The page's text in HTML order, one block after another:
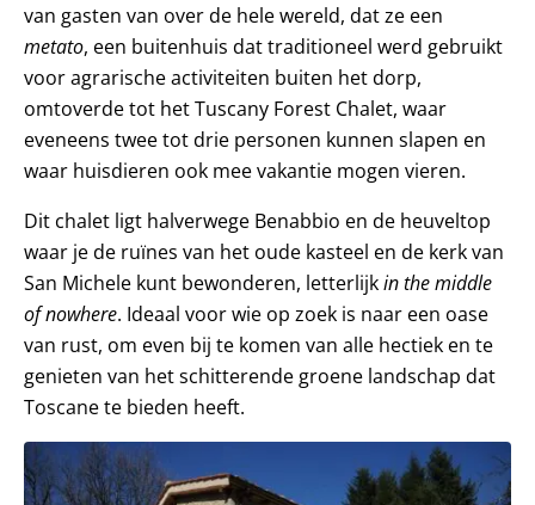
van gasten van over de hele wereld, dat ze een
metato, een buitenhuis dat traditioneel werd gebruikt
voor agrarische activiteiten buiten het dorp,
omtoverde tot het Tuscany Forest Chalet, waar
eveneens twee tot drie personen kunnen slapen en
waar huisdieren ook mee vakantie mogen vieren.
Dit chalet ligt halverwege Benabbio en de heuveltop
waar je de ruïnes van het oude kasteel en de kerk van
San Michele kunt bewonderen, letterlijkin the middle
of nowhere. Ideaal voor wie op zoek is naar een oase
van rust, om even bij te komen van alle hectiek en te
genieten van het schitterende groene landschap dat
Toscane te bieden heeft.